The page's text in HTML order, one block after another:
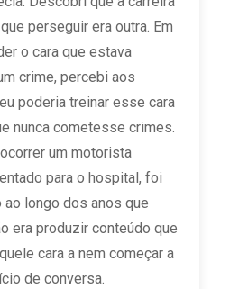
perseguir era outra. Em
o cara que estava
crime, percebi aos
poderia treinar esse cara
nunca cometesse crimes.
um motorista
para o hospital, foi
ao longo dos anos que
era produzir conteúdo que
cara a nem começar a
de conversa.